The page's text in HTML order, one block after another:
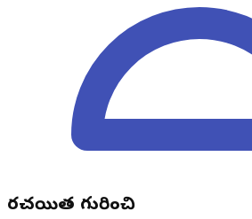
రచయిత గురించి